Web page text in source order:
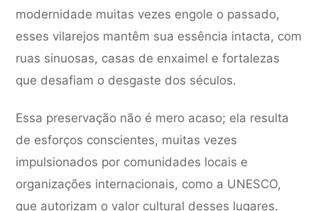
modernidade muitas vezes engole o passado,
esses vilarejos mantêm sua essência intacta, com
ruas sinuosas, casas de enxaimel e fortalezas
que desafiam o desgaste dos séculos.
Essa preservação não é mero acaso; ela resulta
de esforços conscientes, muitas vezes
impulsionados por comunidades locais e
organizações internacionais, como a UNESCO,
que autorizam o valor cultural desses lugares.